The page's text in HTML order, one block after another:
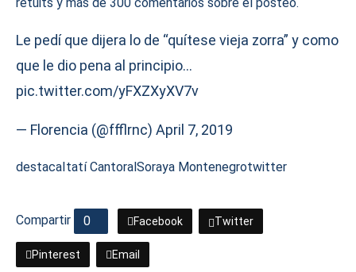
Le pedí que dijera lo de “quítese vieja zorra” y como
que le dio pena al principio…
pic.twitter.com/yFXZXyXV7v
— Florencia (@ffflrnc) April 7, 2019
destacaItatí CantoralSoraya Montenegrotwitter
Compartir 0 Facebook Twitter
Pinterest Email